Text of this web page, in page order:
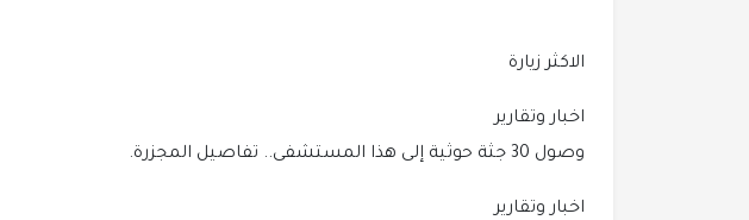
الاكثر زيارة
اخبار وتقارير
وصول 30 جثة حوثية إلى هذا المستشفى.. تفاصيل المجزرة.
اخبار وتقارير